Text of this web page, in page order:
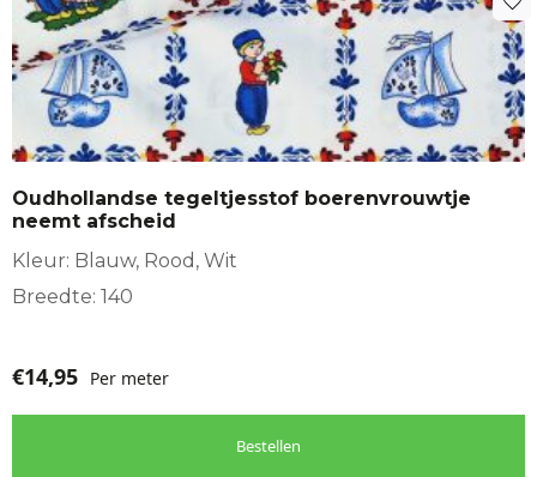
Oudhollandse tegeltjesstof boerenvrouwtje
neemt afscheid
Kleur: Blauw, Rood, Wit
Breedte: 140
€14,95 Per meter
Bestellen